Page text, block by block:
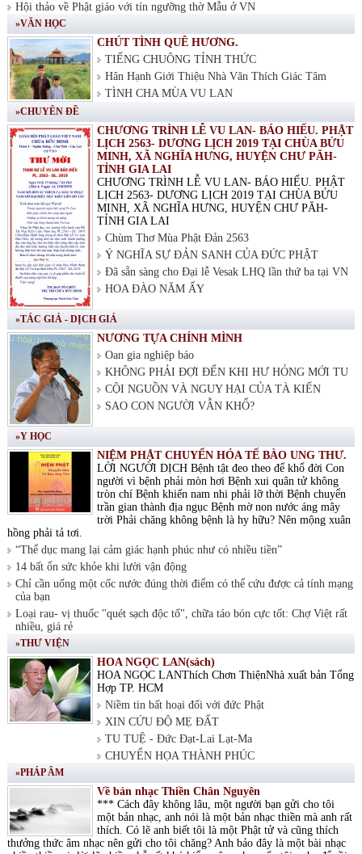
Hội thảo về Phật giáo với tín ngưỡng thờ Mẫu ở VN
»VĂN HỌC
CHÚT TÌNH QUÊ HƯƠNG.
TIẾNG CHUÔNG TỈNH THỨC
Hân Hạnh Giới Thiệu Nhà Văn Thích Giác Tâm
TÌNH CHA MÙA VU LAN
»CHUYÊN ĐỀ
CHƯƠNG TRÌNH LỄ VU LAN- BÁO HIẾU. PHẬT
LỊCH 2563- DƯƠNG LỊCH 2019 TẠI CHÙA BỬU
MINH, XÃ NGHĨA HƯNG, HUYỆN CHƯ PĂH-
TỈNH GIA LAI
CHƯƠNG TRÌNH LỄ VU LAN- BÁO HIẾU. PHẬT
LỊCH 2563- DƯƠNG LỊCH 2019 TẠI CHÙA BỬU
MINH, XÃ NGHĨA HƯNG, HUYỆN CHƯ PĂH-
TỈNH GIA LAI
Chùm Thơ Mùa Phật Đản 2563
Ý NGHĨA SỰ ĐẢN SANH CỦA ĐỨC PHẬT
Đã sẵn sàng cho Đại lễ Vesak LHQ lần thứ ba tại VN
HOA ĐÀO NĂM ẤY
»TÁC GIẢ - DỊCH GIẢ
NƯƠNG TỰA CHÍNH MÌNH
Oan gia nghiệp báo
KHÔNG PHẢI ĐỢI ĐẾN KHI HƯ HỎNG MỚI TU
CỘI NGUỒN VÀ NGUY HẠI CỦA TÀ KIẾN
SAO CON NGƯỜI VẪN KHỔ?
»Y HỌC
NIỆM PHẬT CHUYỂN HÓA TẾ BÀO UNG THƯ.
LỜI NGƯỜI DỊCH Bệnh tật đeo theo để khổ đời Con
người vì bệnh phải mòn hơi Bệnh xui quân tử không
tròn chí Bệnh khiến nam nhi phải lỡ thời Bệnh chuyển
trần gian thành địa ngục Bệnh mờ non nước áng mây
trời Phải chăng không bệnh là hy hữu? Nên mộng xuân
hồng phải tả tơi.
“Thể dục mang lại cảm giác hạnh phúc như có nhiều tiền”
14 bất ổn sức khỏe khi lười vận động
Chỉ cần uống một cốc nước đúng thời điểm có thể cứu được cả tính mạng
của bạn
Loại rau- vị thuốc "quét sạch độc tố", chữa táo bón cực tốt: Chợ Việt rất
nhiều, giá rẻ
»THƯ VIỆN
HOA NGỌC LAN(sách)
HOA NGỌC LANThích Chơn ThiệnNhà xuất bản Tổng
Hợp TP. HCM
Niềm tin bất hoại đối với đức Phật
XIN CỨU ĐỘ MẸ ĐẤT
TU TUỆ - Đức Đạt-Lai Lạt-Ma
CHUYỂN HỌA THÀNH PHÚC
»PHÁP ÂM
Về bản nhạc Thiền Chân Nguyên
*** Cách đây không lâu, một người bạn gửi cho tôi
một bản nhạc, anh nói là một bản nhạc thiền mà anh rất
thích. Có lẽ anh biết tôi là một Phật tử và cũng thích
thưởng thức âm nhạc nên gửi cho tôi chăng? Anh bảo đây là một bài nhạc